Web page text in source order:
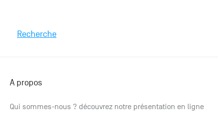
Recherche
A propos
Qui sommes-nous ? découvrez notre présentation en ligne